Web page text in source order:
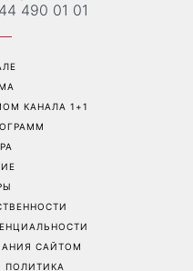
новые кадры Зендеи с
Томом Холландом вызвали
шквал догадок